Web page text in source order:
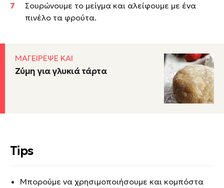
Σουρώνουμε το μείγμα και αλείφουμε με ένα
πινέλο τα φρούτα.
ΜΑΓΕΙΡΕΨΕ ΚΑΙ
Ζύμη για γλυκιά τάρτα
Tips
Μπορούµε να χρησιµοποιήσουµε και κοµπόστα